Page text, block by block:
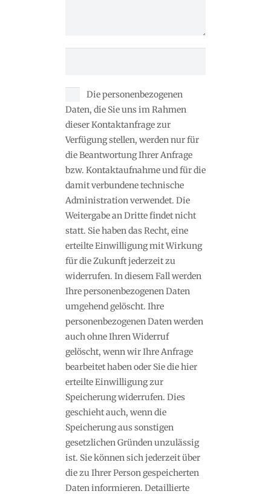
Die personenbezogenen
Daten, die Sie uns im Rahmen
dieser Kontaktanfrage zur
Verfügung stellen, werden nur für
die Beantwortung Ihrer Anfrage
bzw. Kontaktaufnahme und für die
damit verbundene technische
Administration verwendet. Die
Weitergabe an Dritte findet nicht
statt. Sie haben das Recht, eine
erteilte Einwilligung mit Wirkung
für die Zukunft jederzeit zu
widerrufen. In diesem Fall werden
Ihre personenbezogenen Daten
umgehend gelöscht. Ihre
personenbezogenen Daten werden
auch ohne Ihren Widerruf
gelöscht, wenn wir Ihre Anfrage
bearbeitet haben oder Sie die hier
erteilte Einwilligung zur
Speicherung widerrufen. Dies
geschieht auch, wenn die
Speicherung aus sonstigen
gesetzlichen Gründen unzulässig
ist. Sie können sich jederzeit über
die zu Ihrer Person gespeicherten
Daten informieren. Detaillierte